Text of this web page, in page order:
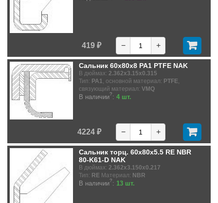
419 ₽ − +
Сальник 60x80x8 PA1 PTFE NAK
В дюймах: 2.362x3.15x0.315
Тип: PA1, основной материал: PTFE,
связующий материал: VMQ
В наличии?: 4 шт.
4224 ₽ − +
Сальник торц. 60x80x5.5 RE NBR
80-K61-D NAK
В дюймах: 2.362x3.150x0.217
Тип: RE Материал: NBR
В наличии?: 13 шт.